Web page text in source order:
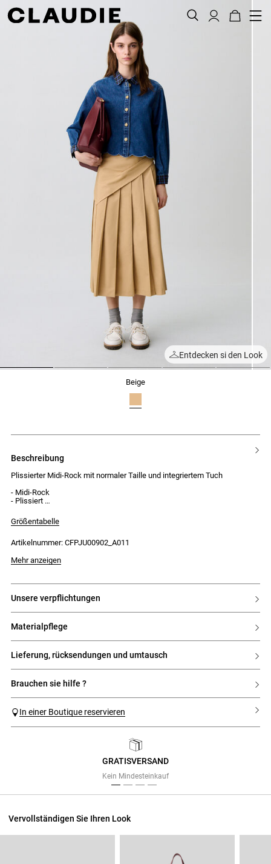
Entdecken si den Look
beige
beschreibung
Plissierter Midi-Rock mit normaler Taille und integriertem Tuch
- Midi-Rock
- Plissiert
- Integriertes Tuch mit 2 seitlich gelegten Falten
- Steppnähte in den Faltenböden
Größentabelle
Artikelnummer: CFPJU00902_A011
Das Model ist 177 cm groß und trägt Größe 34
Mehr anzeigen
unsere verpflichtungen
materialpflege
lieferung, rücksendungen und umtausch
brauchen sie hilfe ?
In einer Boutique reservieren
GRATISVERSAND
Kein Mindesteinkauf
Vervollständigen Sie Ihren Look